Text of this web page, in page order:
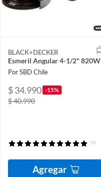
BLACK+DECKER
Esmeril Angular 4-1/2" 820W
Por SBD Chile
$ 34.990 -15%
$ 40.990
(4)
Agregar